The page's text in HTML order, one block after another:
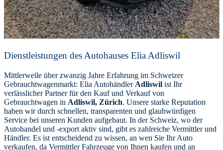
Dienstleistungen des Autohauses Elia Adliswil
Mittlerweile über zwanzig Jahre Erfahrung im Schweizer
Gebrauchtwagenmarkt: Elia Autohändler Adliswil ist Ihr
verlässlicher Partner für den Kauf und Verkauf von
Gebrauchtwagen in Adliswil, Zürich. Unsere starke Reputation
haben wir durch schnellen, transparenten und glaubwürdigen
Service bei unseren Kunden aufgebaut. In der Schweiz, wo der
Autohandel und -export aktiv sind, gibt es zahlreiche Vermittler und
Händler. Es ist entscheidend zu wissen, an wen Sie Ihr Auto
verkaufen, da Vermittler Fahrzeuge von Ihnen kaufen und an